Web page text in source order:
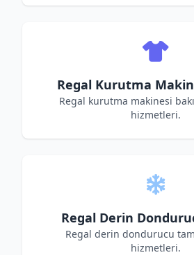
Regal Kurutma
Regal kurutma makinesi
hizmetleri.
Regal Derin
Regal derin dondurucu
hizmetleri.